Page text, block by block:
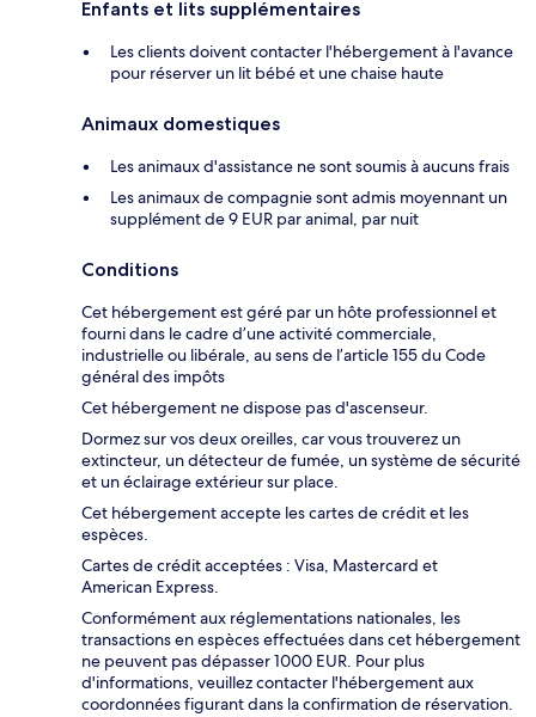
Enfants et lits supplémentaires
Les clients doivent contacter l'hébergement à l'avance
pour réserver un lit bébé et une chaise haute
Animaux domestiques
Les animaux d'assistance ne sont soumis à aucuns frais
Les animaux de compagnie sont admis moyennant un
supplément de 9 EUR par animal, par nuit
Conditions
Cet hébergement est géré par un hôte professionnel et
fourni dans le cadre d’une activité commerciale,
industrielle ou libérale, au sens de l’article 155 du Code
général des impôts
Cet hébergement ne dispose pas d'ascenseur.
Dormez sur vos deux oreilles, car vous trouverez un
extincteur, un détecteur de fumée, un système de sécurité
et un éclairage extérieur sur place.
Cet hébergement accepte les cartes de crédit et les
espèces.
Cartes de crédit acceptées : Visa, Mastercard et
American Express.
Conformément aux réglementations nationales, les
transactions en espèces effectuées dans cet hébergement
ne peuvent pas dépasser 1000 EUR. Pour plus
d'informations, veuillez contacter l'hébergement aux
coordonnées figurant dans la confirmation de réservation.